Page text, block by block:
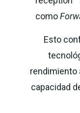
como
Esto
rendimiento
capacidad